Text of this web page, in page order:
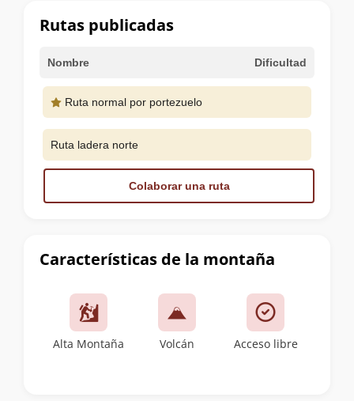
cumbre
Características de la montaña
Alta Montaña Volcán Acceso libre
Rutas publicadas
Nombre Dificultad
Ruta normal por portezuelo
Ruta ladera norte
Colaborar una ruta